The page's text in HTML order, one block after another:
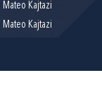
Mateo Kajtazi
Mateo Kajtazi